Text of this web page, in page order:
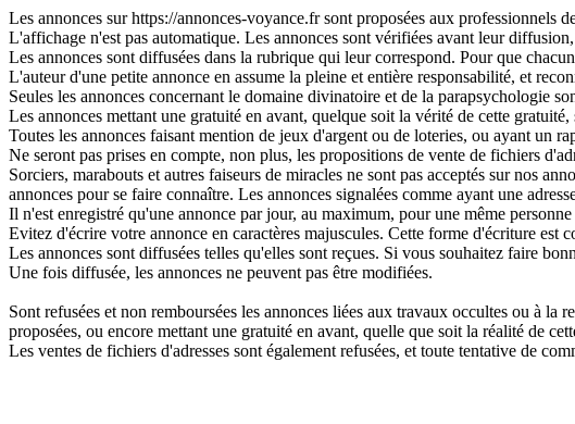
Les annonces sur https://annonces-voyance.fr sont proposées aux professionnels
L'affichage n'est pas automatique. Les annonces sont vérifiées avant leur
Les annonces sont diffusées dans la rubrique qui leur correspond. Pour que
L'auteur d'une petite annonce en assume la pleine et entière responsabilité, et
Seules les annonces concernant le domaine divinatoire et de la parapsychologie
Les annonces mettant une gratuité en avant, quelque soit la vérité de cette gratuité,
Toutes les annonces faisant mention de jeux d'argent ou de loteries, ou ayant un
Ne seront pas prises en compte, non plus, les propositions de vente de fichiers
Sorciers, marabouts et autres faiseurs de miracles ne sont pas acceptés sur nos
annonces pour se faire connaître. Les annonces signalées comme ayant une
Il n'est enregistré qu'une annonce par jour, au maximum, pour une même
Evitez d'écrire votre annonce en caractères majuscules. Cette forme d'écriture est
Les annonces sont diffusées telles qu'elles sont reçues. Si vous souhaitez faire
Une fois diffusée, les annonces ne peuvent pas être modifiées.
Sont refusées et non remboursées les annonces liées aux travaux occultes ou à
proposées, ou encore mettant une gratuité en avant, quelle que soit la réalité de
Les ventes de fichiers d'adresses sont également refusées, et toute tentative de